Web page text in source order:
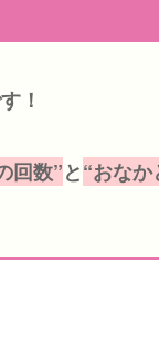
！
回数”と“おな